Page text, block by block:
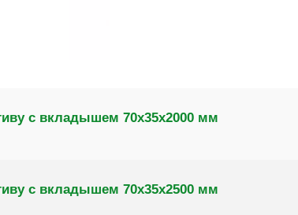
с вкладышем 70х35х2000 мм
с вкладышем 70х35х2500 мм